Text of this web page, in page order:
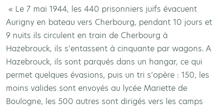
« Le 7 mai 1944, les 440 prisonniers juifs évacuent
Aurigny en bateau vers Cherbourg, pendant 10 jours et
9 nuits ils circulent en train de Cherbourg à
Hazebrouck, ils s’entassent à cinquante par wagons. A
Hazebrouck, ils sont parqués dans un hangar, ce qui
permet quelques évasions, puis un tri s’opère : 150, les
moins valides sont envoyés au lycée Mariette de
Boulogne, les 500 autres sont dirigés vers les camps